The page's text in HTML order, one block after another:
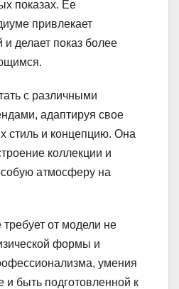
показах. Ее
привлекает
и делает показ более
с различными
адаптируя свое
стиль и концепцию. Она
коллекции и
атмосферу на
от модели не
формы и
умения
и быть подготовленной к